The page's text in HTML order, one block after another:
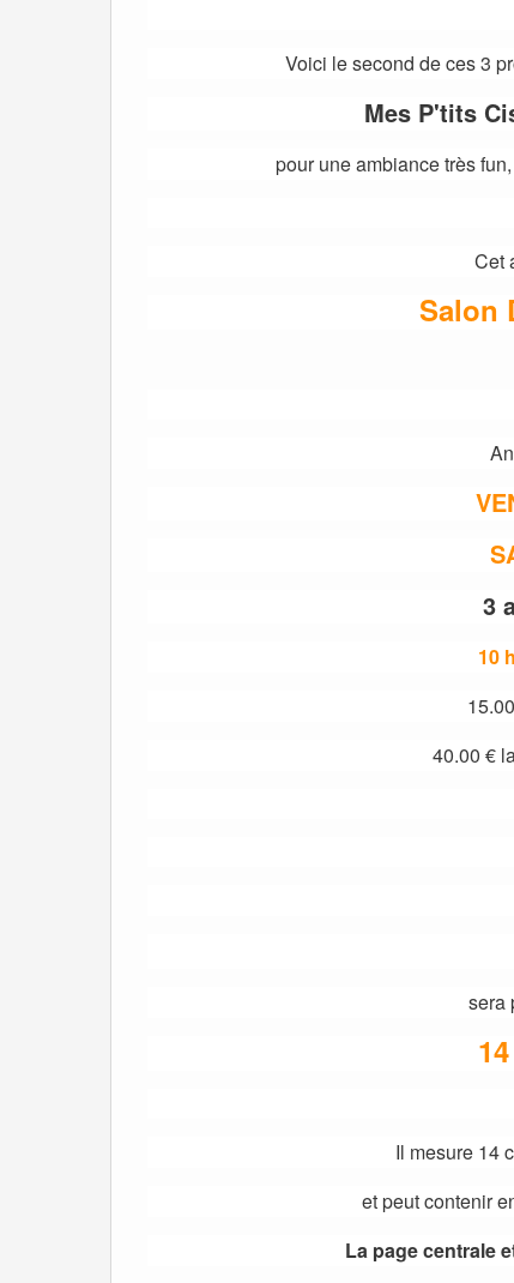
Voici le second de ces 3
Mes P'tits
pour une ambiance très
Cet
Salon
3
10
40.00 €
sera
Il mesure 14
et peut contenir
La page centrale